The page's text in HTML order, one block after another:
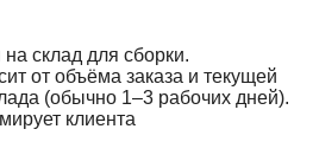
склад для сборки.
от объёма заказа и текущей
(обычно 1–3 рабочих дней).
клиента